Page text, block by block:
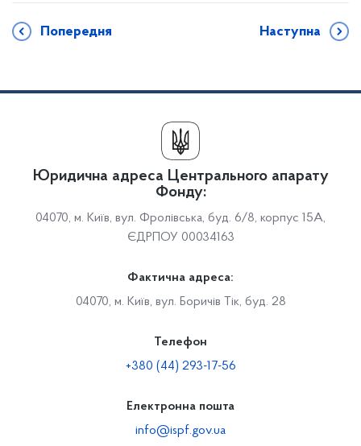
Попередня Наступна
Юридична адреса Центрального апарату
Фонду:
04070, м. Київ, вул. Фролівська, буд. 6/8, корпус 15А,
ЄДРПОУ 00034163
Фактична адреса:
04070, м. Київ, вул. Боричів Тік, буд. 28
Телефон
+380 (44) 293-17-56
Електронна пошта
info@ispf.gov.ua